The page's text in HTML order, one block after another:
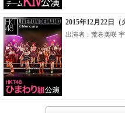
2015年12月22日
出演者：荒巻美咲 宇